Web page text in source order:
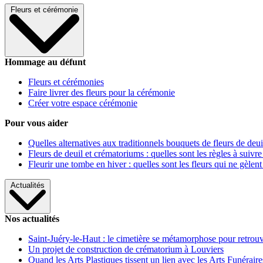
Fleurs et cérémonie
Hommage au défunt
Fleurs et cérémonies
Faire livrer des fleurs pour la cérémonie
Créer votre espace cérémonie
Pour vous aider
Quelles alternatives aux traditionnels bouquets de fleurs de
Fleurs de deuil et crématoriums : quelles sont les règles à
Fleurir une tombe en hiver : quelles sont les fleurs qui ne gèlent
Actualités
Nos actualités
Saint-Juéry-le-Haut : le cimetière se métamorphose pour
Un projet de construction de crématorium à Louviers
Quand les Arts Plastiques tissent un lien avec les Arts